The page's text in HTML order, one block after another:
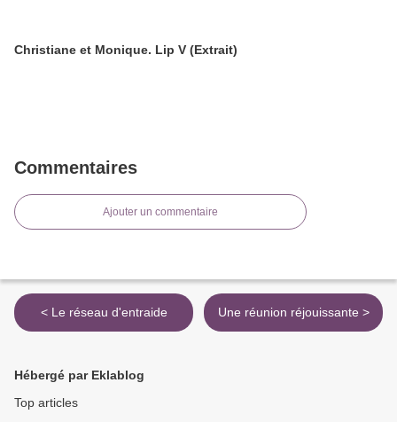
Christiane et Monique. Lip V (Extrait)
Commentaires
Ajouter un commentaire
< Le réseau d'entraide Une réunion réjouissante >
Hébergé par Eklablog
Top articles